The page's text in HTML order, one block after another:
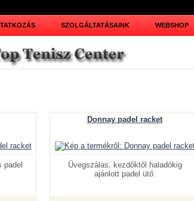
SZOLGÁLTATÁSAINK WEBSHOP
padel
Donnay padel racket
Üvegszálas, kezdőktől haladókig
ajánlott padel ütő.